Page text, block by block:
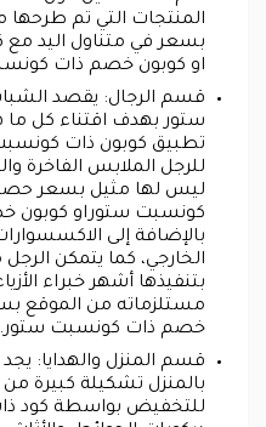
المنتجات التي تم
بسعر في متناول اليد
او كوبون خصم ذات
قسم الرجال: يقصد
ستور بهدف اقتناء كل
تطبيق كوبون ذات
للرجل الملابس الفاخرة
ليس لها مثيل بسعر
كونسبت ستوراو كوبون
بالإضافة إلى
الخارجي، كما يتمكن الرجل
بتنفيذها أشهر خبراء
مستلزماته من الموقع
خصم ذات كونسبت ستور.
قسم المنزل والهدايا:
بالمنزل تشكيلة كبيرة
للتخفيض بواسطة كود